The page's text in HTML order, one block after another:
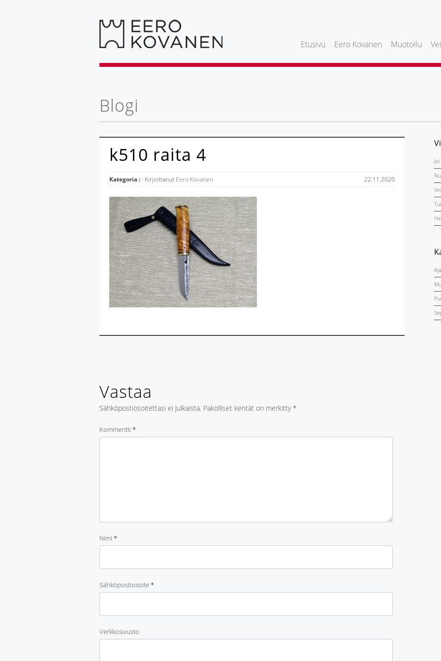
Etusivu Eero Kovanen Muotoilu
Blogi
k510 raita 4
Kategoria : · Kirjoittanut Eero Kovanen 22.11.2020
Vastaa
Sähköpostiosoitettasi ei julkaista. Pakolliset kentät on merkitty*
Kommentti *
Nimi *
Sähköpostiosoite*
Verkkosivusto
(ei